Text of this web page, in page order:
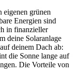
eigenen grünen
Energien sind
in finanzieller
deine Solaranlage
deinem Dach ab:
die Sonne lange auf
Die Vorteile von